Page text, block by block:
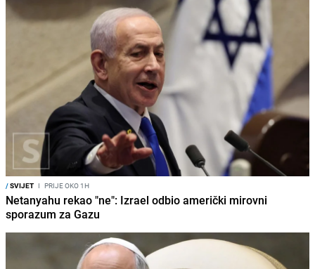
/SVIJET I PRIJE OKO 1H
Netanyahu rekao "ne": Izrael odbio američki mirovni
sporazum za Gazu